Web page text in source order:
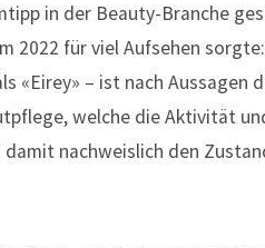
in der Beauty-Branche
2022 für viel Aufsehen sorgte:
«Eirey» – ist nach Aussagen
welche die Aktivität
nachweislich den